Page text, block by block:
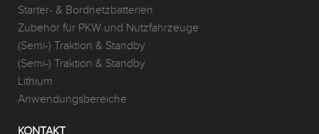
Starter- & Bordnetzbatterien
Zubehör für PKW und Nutzfahrzeuge
(Semi-) Traktion & Standby
(Semi-) Traktion & Standby
Lithium
Anwendungsbereiche